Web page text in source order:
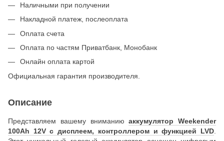
Наличными при получении
Накладной платеж, послеоплата
Оплата счета
Оплата по частям Приватбанк, Монобанк
Онлайн оплата картой
Официальная гарантия производителя.
Описание
Представляем вашему вниманиюаккумулятор Weekender
100Ah 12V с дисплеем, контроллером и функцией LVD